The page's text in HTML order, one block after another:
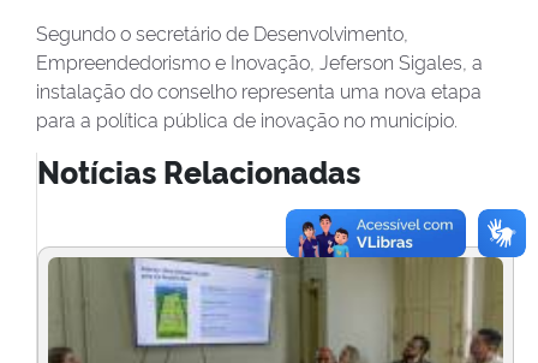
Segundo o secretário de Desenvolvimento,
Empreendedorismo e Inovação, Jeferson Sigales, a
instalação do conselho representa uma nova etapa
para a política pública de inovação no município.
Notícias Relacionadas